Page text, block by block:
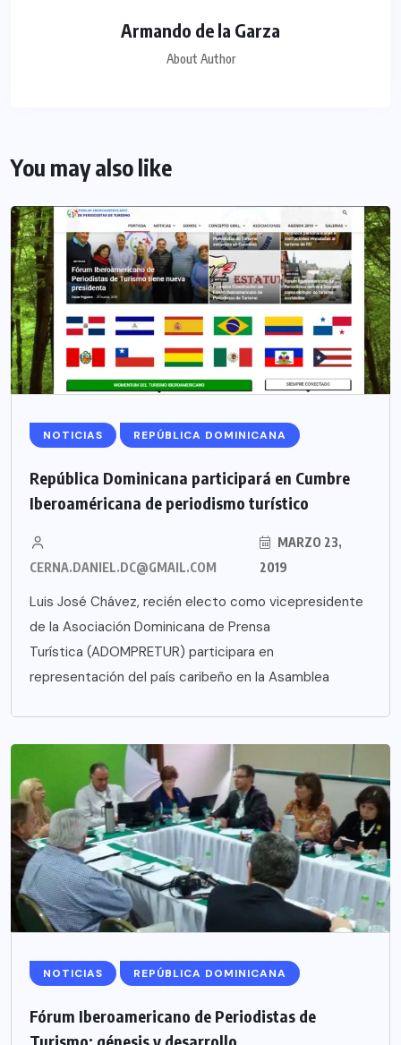
Armando de la Garza
About Author
You may also like
NOTICIAS REPÚBLICA DOMINICANA
República Dominicana participará en Cumbre
Iberoaméricana de periodismo turístico
CERNA.DANIEL.DC@GMAIL.COM
MARZO 23,
2019
Luis José Chávez, recién electo como vicepresidente
de la Asociación Dominicana de Prensa
Turística (ADOMPRETUR) participara en
representación del país caribeño en la Asamblea
NOTICIAS REPÚBLICA DOMINICANA
Fórum Iberoamericano de Periodistas de
Turismo; génesis y desarrollo